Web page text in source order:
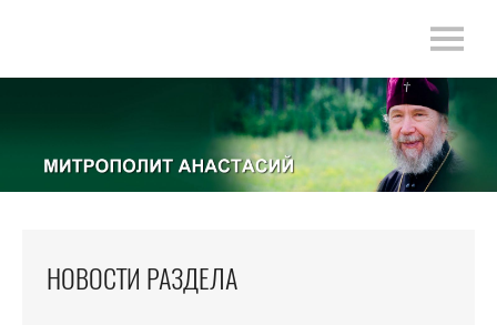
НОВОСТИ РАЗДЕЛА